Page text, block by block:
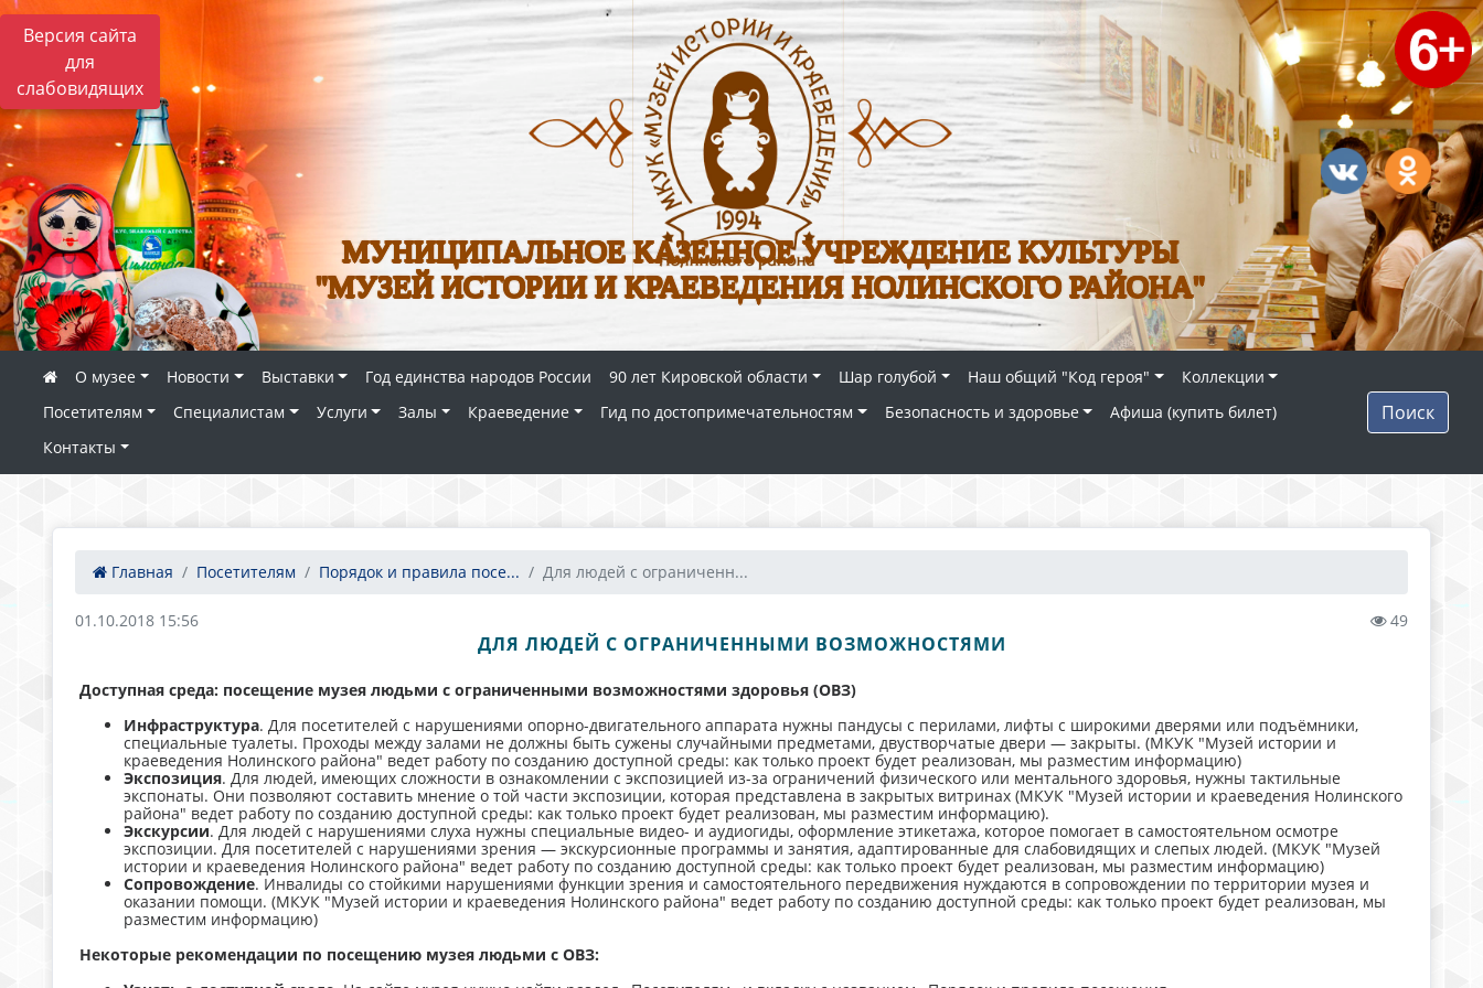
Версия сайта
для
слабовидящих
МУНИЦИПАЛЬНОЕ КАЗЕННОЕ УЧРЕЖДЕНИЕ КУЛЬТУРЫ
"МУЗЕЙ ИСТОРИИ И КРАЕВЕДЕНИЯ НОЛИНСКОГО РАЙОНА"
О музее Новости Выставки Год единства народов России 90 лет Кировской области Шар голубой Наш общий "Код героя"
Коллекции
Посетителям
Специалистам Услуги Залы Краеведение Гид по достопримечательностям Безопасность и здоровье
Афиша (купить билет)
Контакты
Поиск
Главная Посетителям Порядок и правила посе... Для людей с ограниченн...
01.10.2018 15:56 49
ДЛЯ ЛЮДЕЙ С ОГРАНИЧЕННЫМИ ВОЗМОЖНОСТЯМИ
Доступная среда: посещение музея людьми с ограниченными возможностями здоровья (ОВЗ)
Инфраструктура. Для посетителей с нарушениями опорно-двигательного аппарата нужны пандусы с перилами, лифты с широкими дверями или подъёмники,
специальные туалеты. Проходы между залами не должны быть сужены случайными предметами, двустворчатые двери — закрыты. (МКУК "Музей истории и
краеведения Нолинского района" ведет работу по созданию доступной среды: как только проект будет реализован, мы разместим информацию)
Экспозиция. Для людей, имеющих сложности в ознакомлении с экспозицией из-за ограничений физического или ментального здоровья, нужны тактильные
экспонаты. Они позволяют составить мнение о той части экспозиции, которая представлена в закрытых витринах (МКУК "Музей истории и краеведения Нолинского
района" ведет работу по созданию доступной среды: как только проект будет реализован, мы разместим информацию).
Экскурсии. Для людей с нарушениями слуха нужны специальные видео- и аудиогиды, оформление этикетажа, которое помогает в самостоятельном осмотре
экспозиции. Для посетителей с нарушениями зрения — экскурсионные программы и занятия, адаптированные для слабовидящих и слепых людей. (МКУК "Музей
истории и краеведения Нолинского района" ведет работу по созданию доступной среды: как только проект будет реализован, мы разместим информацию)
Сопровождение. Инвалиды со стойкими нарушениями функции зрения и самостоятельного передвижения нуждаются в сопровождении по территории музея и
оказании помощи. (МКУК "Музей истории и краеведения Нолинского района" ведет работу по созданию доступной среды: как только проект будет реализован, мы
разместим информацию)
Некоторые рекомендации по посещению музея людьми с ОВЗ: